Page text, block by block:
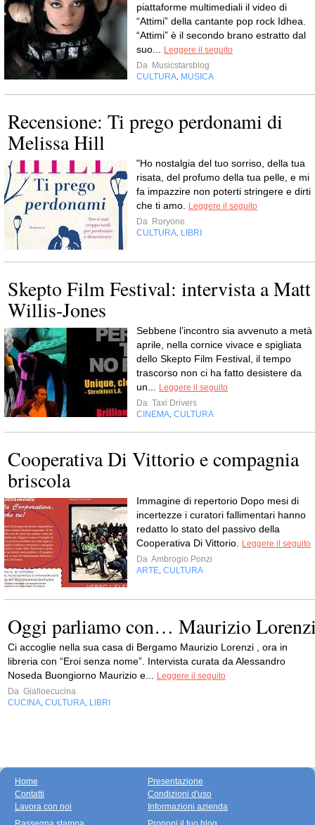
piattaforme multimediali il video di
“Attimi” della cantante pop rock Idhea.
“Attimi” è il secondo brano estratto dal
suo...
Leggere il seguito
Da Musicstarsblog
CULTURA MUSICA
Recensione: Ti prego perdonami di
Melissa Hill
"Ho nostalgia del tuo sorriso, della tua
risata, del profumo della tua pelle, e mi
fa impazzire non poterti stringere e dirti
che ti amo.
Leggere il seguito
Da Roryone
CULTURA LIBRI
Skepto Film Festival: intervista a Matt
Willis-Jones
Sebbene l’incontro sia avvenuto a metà
aprile, nella cornice vivace e spigliata
dello Skepto Film Festival, il tempo
trascorso non ci ha fatto desistere da
un...
Leggere il seguito
Da Taxi Drivers
CINEMA CULTURA
Cooperativa Di Vittorio e compagnia
briscola
Immagine di repertorio Dopo mesi di
incertezze i curatori fallimentari hanno
redatto lo stato del passivo della
Cooperativa Di Vittorio.
Leggere il seguito
Da Ambrogio Ponzi
ARTE CULTURA
Oggi parliamo con… Maurizio
Ci accoglie nella sua casa di Bergamo Maurizio Lorenzi , ora in
libreria con “Eroi senza nome”. Intervista curata da Alessandro
Noseda Buongiorno Maurizio e...
Leggere il seguito
Da Gialloecucina
CUCINA CULTURA LIBRI
Home
Contatti
Lavora con noi
Presentazione
Condizioni d'uso
Informazioni azienda